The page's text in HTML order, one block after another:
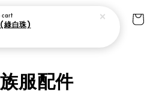
服配件
cart
綠白珠)